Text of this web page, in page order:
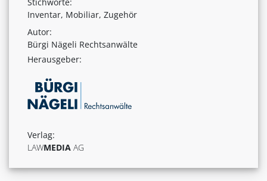
Inventar, Mobiliar, Zugehör
Autor:
Bürgi Nägeli Rechtsanwälte
Herausgeber:
Verlag:
LAWMEDIA AG